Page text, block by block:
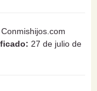
27 de julio de